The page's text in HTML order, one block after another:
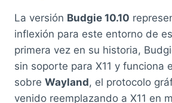
La versión Budgie 10.10
inflexión para este entorno de
primera vez en su historia,
sin soporte para X11 y funciona
sobre Wayland, el protocolo
venido reemplazando a X11 en